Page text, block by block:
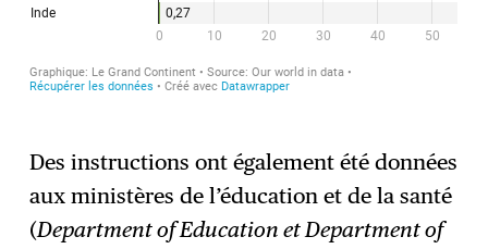
Des instructions ont également été données
aux ministères de l’éducation et de la santé
(Department of Education et Department of